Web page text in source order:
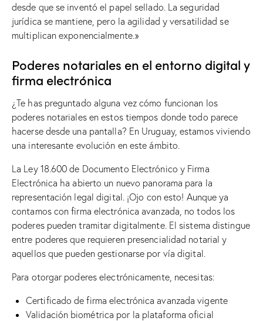
desde que se inventó el papel sellado. La seguridad
jurídica se mantiene, pero la agilidad y versatilidad se
multiplican exponencialmente.»
Poderes notariales en el entorno digital y
firma electrónica
¿Te has preguntado alguna vez cómo funcionan los
poderes notariales en estos tiempos donde todo parece
hacerse desde una pantalla? En Uruguay, estamos viviendo
una interesante evolución en este ámbito.
La Ley 18.600 de Documento Electrónico y Firma
Electrónica ha abierto un nuevo panorama para la
representación legal digital. ¡Ojo con esto! Aunque ya
contamos con firma electrónica avanzada, no todos los
poderes pueden tramitar digitalmente. El sistema distingue
entre poderes que requieren presencialidad notarial y
aquellos que pueden gestionarse por vía digital.
Para otorgar poderes electrónicamente, necesitas:
Certificado de firma electrónica avanzada vigente
Validación biométrica por la plataforma oficial